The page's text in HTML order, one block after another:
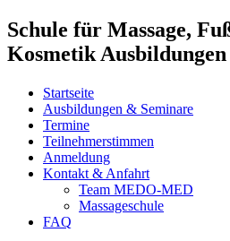
Schule für Massage,
Kosmetik
Startseite
Ausbildungen & Seminare
Termine
Teilnehmerstimmen
Anmeldung
Kontakt & Anfahrt
Team MEDO-MED
Massageschule
FAQ